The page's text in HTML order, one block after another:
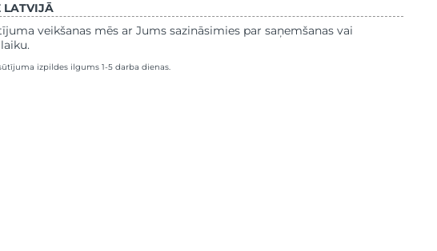
LATVIJĀ
veikšanas mēs ar Jums sazināsimies par saņemšanas vai
izpildes ilgums 1-5 darba dienas.